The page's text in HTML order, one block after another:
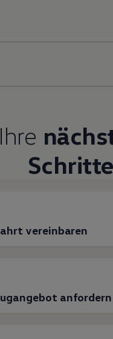
Volkswagen R
und Unfallhilfe
Kundenbetreuung
Ihre
Schritte
vereinbaren
anfordern